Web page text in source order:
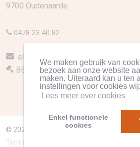
We maken gebruik van
bezoek aan onze website
maken. Uiteraard kan u ten
instellingen voor cookies
Lees meer over cookies
Enkel functionele
cookies
9700 Oudenaarde
0478 23 40 82
alfazorg.thuisverpleging@gmail.com
BE 0759.982.033
© 2026 All Rights Reserved.
Terms of Use